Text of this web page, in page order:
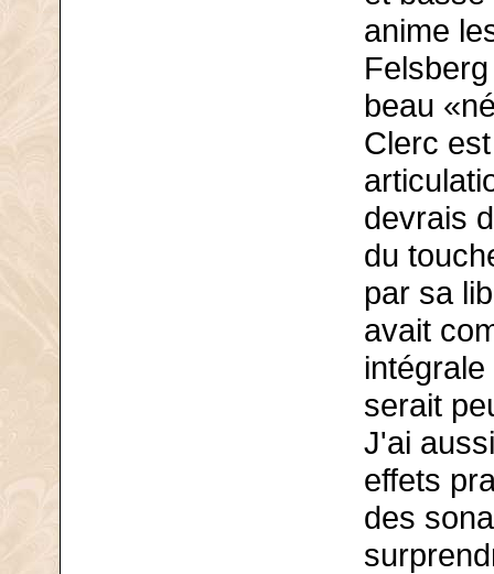
anime
beau
Clerc
devrais
du
par sa
avait
serait
J'ai
effets
des